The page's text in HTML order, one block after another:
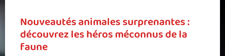
Nouveautés animales surprenantes :
découvrez les héros méconnus de la
faune